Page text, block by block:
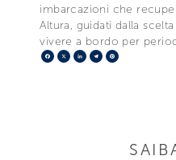
imbarcazioni che
Altura, guidati dalla
vivere a bordo per
Facebook
X LinkedIn
Telegram